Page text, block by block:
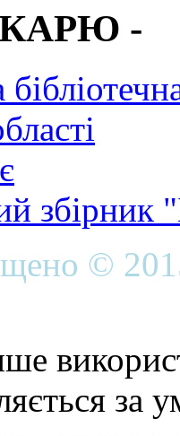
-
©